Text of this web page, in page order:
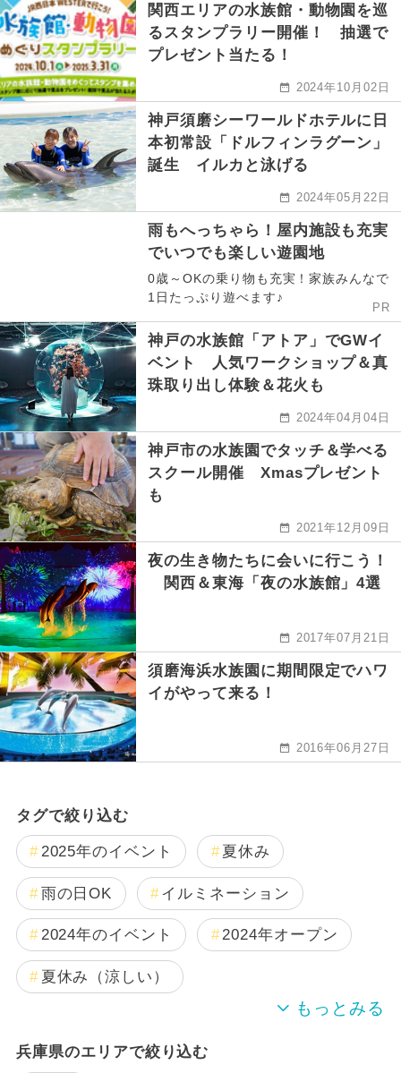
関西エリアの水族館・動物園を巡
るスタンプラリー開催！ 抽選で
プレゼント当たる！
2024年10月02日
神戸須磨シーワールドホテルに日
本初常設「ドルフィンラグーン」
誕生 イルカと泳げる
2024年05月22日
雨もへっちゃら！屋内施設も充実
でいつでも楽しい遊園地
0歳～OKの乗り物も充実！家族みんなで
1日たっぷり遊べます♪
PR
神戸の水族館「アトア」でGWイ
ベント 人気ワークショップ＆真
珠取り出し体験＆花火も
2024年04月04日
神戸市の水族園でタッチ＆学べる
スクール開催 Xmasプレゼント
も
2021年12月09日
夜の生き物たちに会いに行こう！
関西＆東海「夜の水族館」4選
2017年07月21日
須磨海浜水族園に期間限定でハワ
イがやって来る！
2016年06月27日
タグで絞り込む
2025年のイベント 夏休み
雨の日OK イルミネーション
2024年のイベント 2024年オープン
夏休み（涼しい）
シルバーウィーク
兵庫県のエリアで絞り込む